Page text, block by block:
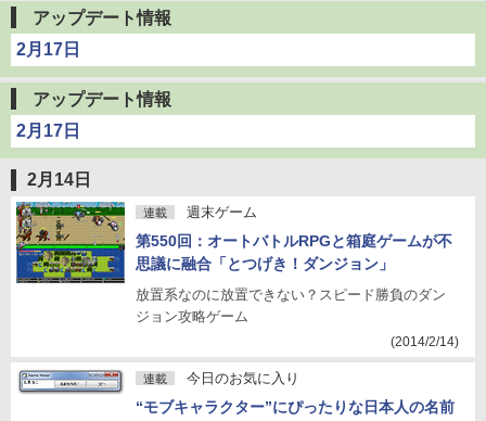
アップデート情報
2月17日
アップデート情報
2月17日
2月14日
連載 週末ゲーム
第550回：オートバトルRPGと箱庭ゲームが不
思議に融合「とつげき！ダンジョン」
放置系なのに放置できない？スピード勝負のダン
ジョン攻略ゲーム
(2014/2/14)
連載 今日のお気に入り
“モブキャラクター”にぴったりな日本人の名前